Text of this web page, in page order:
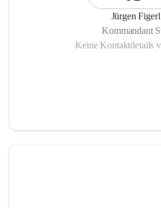
Jürgen Figerl
Kommandant
Keine Kontaktdetails